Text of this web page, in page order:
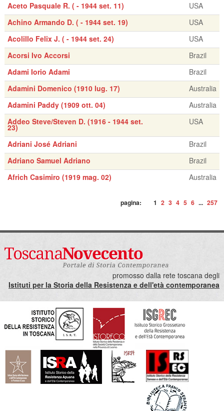
Aceto Pasquale R. ( - 1944 set. 11)
USA
Achino Armando D. ( - 1944 set. 19)
USA
Acolillo Felix J. ( - 1944 set. 24)
USA
Acorsi Ivo Accorsi
Brazil
Adami Iorio Adami
Brazil
Adamini Domenico (1910 lug. 17)
Australia
Adamini Paddy (1909 ott. 04)
Australia
Addeo Steve/Steven D. (1916 - 1944 set.
23)
USA
Adriani José Adriani
Brazil
Adriano Samuel Adriano
Brazil
Africh Casimiro (1919 mag. 02)
Australia
pagina: 1 2 3 4 5 6 ... 257
promosso dalla rete toscana degli
Istituti per la Storia della Resistenza e dell'età contemporanea